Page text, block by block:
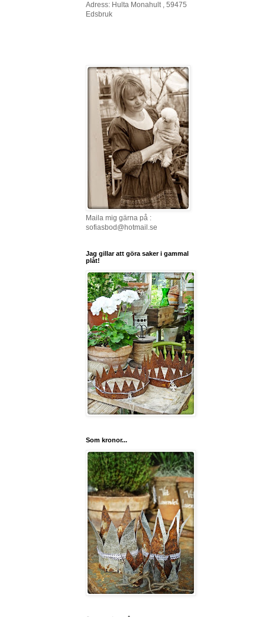
Adress: Hulta Monahult , 59475
Edsbruk
Maila mig gärna på :
sofiasbod@hotmail.se
Jag gillar att göra saker i gammal
plåt!
Som kronor...